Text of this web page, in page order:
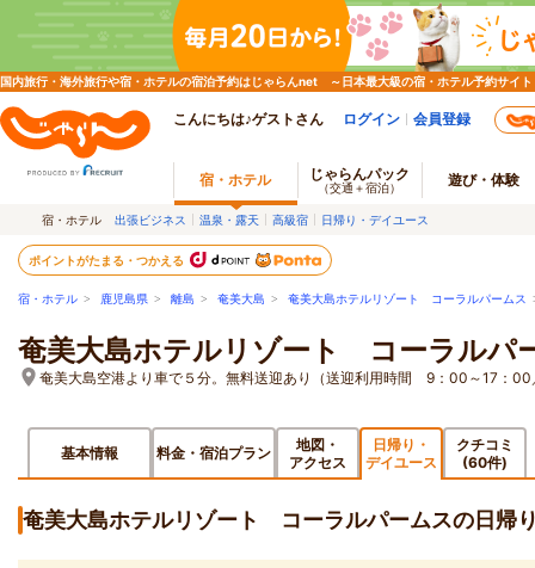
国内旅行・海外旅行や宿・ホテルの宿泊予約はじゃらんnet ～日本最大級の宿・ホテル予約サイト
こんにちは♪ゲストさん ログイン 会員登録
宿・ホテル じゃらんパック
（交通＋宿泊） 遊び・体験
宿・ホテル 出張ビジネス 温泉・露天 高級宿 日帰り・デイユース
ポイントがたまる・つかえる
宿・ホテル > 鹿児島県 > 離島 > 奄美大島 > 奄美大島ホテルリゾート コーラルパームス
奄美大島ホテルリゾート コーラルパ
奄美大島空港より車で５分。無料送迎あり（送迎利用時間 9：00～17：00
基本情報 料金・宿泊プラン
地図・
アクセス
日帰り・
デイユース
クチコミ
(60件)
奄美大島ホテルリゾート コーラルパームスの日帰